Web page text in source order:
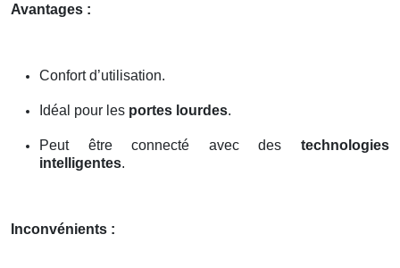
Avantages :
Confort d’utilisation.
Idéal pour les portes lourdes.
Peut être connecté avec des technologies
intelligentes.
Inconvénients :